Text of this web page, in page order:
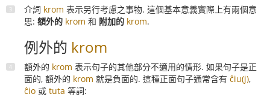
介詞 krom 表示另行考慮之事物. 這個基本意義實際上有兩個意
思: 額外的 krom 和 附加的 krom.
例外的 krom
額外的 krom 表示句子的其他部分不適用的情形. 如果句子是正
面的, 額外的 krom 就是負面的. 這種正面句子通常含有 ĉiu(j),
ĉio 或 tuta 等詞: